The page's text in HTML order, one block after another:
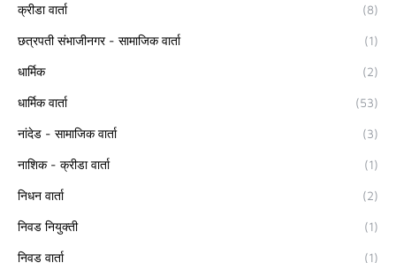
क्रीडा वार्ता (8)
छत्रपती संभाजीनगर - सामाजिक वार्ता (1)
धार्मिक (2)
धार्मिक वार्ता (53)
नांदेड - सामाजिक वार्ता (3)
नाशिक - क्रीडा वार्ता (1)
निधन वार्ता (2)
निवड नियुक्ती (1)
निवड वार्ता (1)